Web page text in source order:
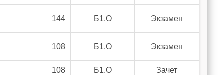
144 Б1.О Экзамен
108 Б1.О Экзамен
108 Б1.О Зачет